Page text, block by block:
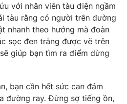
hình Việt Nam
với nhân viên tàu điện ngầm
tàu rằng có người trên đường
nhanh theo hướng mà đoàn
sọc đen trắng được vẽ trên
giúp bạn tìm ra điểm dừng
bạn cần hết sức can đảm
đường ray. Đừng sợ tiếng ồn,